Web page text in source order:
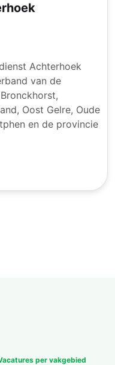
Achterhoek
van de
Oost Gelre, Oude
en de provincie
per vakgebied